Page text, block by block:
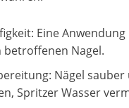
Eine
betroffenen Nagel.
Nägel
Spritzer Wasser